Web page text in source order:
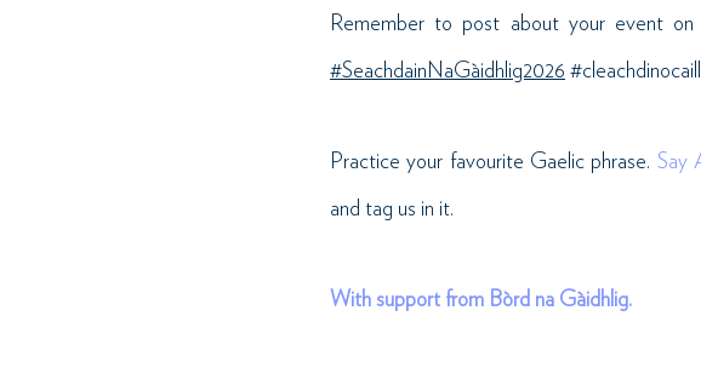
Remember to post about your event on
#SeachdainNaGàidhlig2026
Practice your favourite Gaelic phrase. Say
and tag us in it.
With support from Bòrd na Gàidhlig.